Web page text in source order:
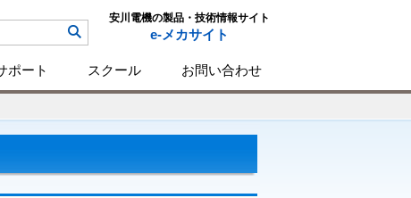
安川電機の製品・技術情報サイト
e-メカサイト
ポート スクール お問い合わせ